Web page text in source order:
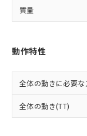
質量
動作特性
全体の動きに必要な
全体の動き(TT)
メ
引・
をご
※当
の
とができ
51物質の
「－」
い合わせ